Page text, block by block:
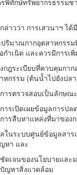
พิทักษ์ทรัพยากรธรรม
ล่าวว่า การเสวนาฯ ไ
ริมาณกากอุตสาหกรรม
กำเนิด และควรมีการเ
กฎระเบียบที่ควบคุมกา
หกรรม (ต้นน้ำไปยังปล
ารตรวจสอบเป็นลักษณ
ารเปิดเผยข้อมูลการ
ารสืบหาแหล่งที่มาขอ
ในระบบศูนย์ข้อมูลสาร
หา และ
ดเจนของนโยบายและ
ญหาสิ่งแวดล้อม